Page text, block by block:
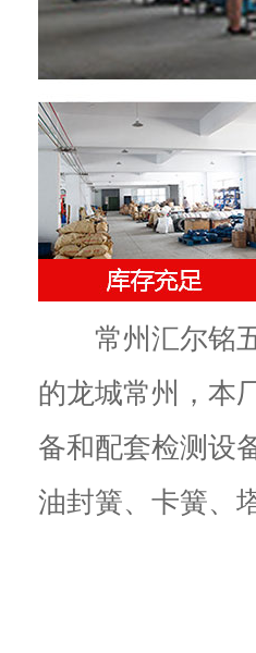
常州汇尔铭五
的龙城常州，本
备和配套检测设
油封簧、卡簧、